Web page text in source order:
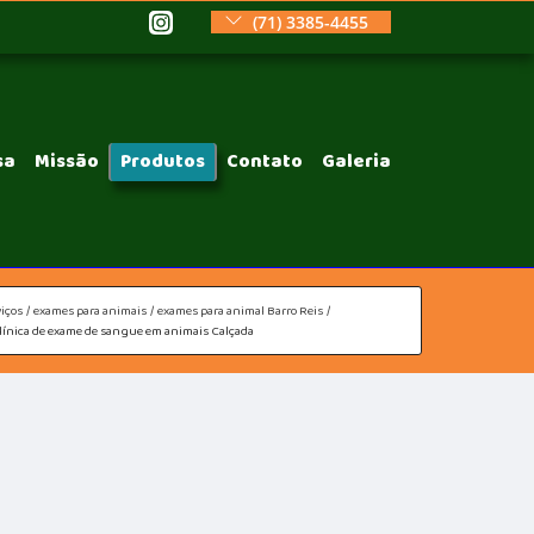
(71) 3385-4455
Missão Produtos Contato Galeria
exames para animais exames para animal Barro Reis
de exame de sangue em animais Calçada